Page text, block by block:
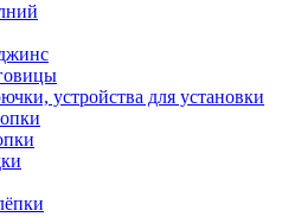
устройства для установки